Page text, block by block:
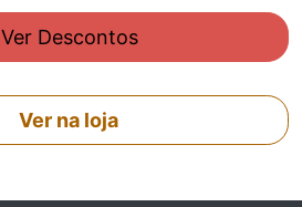
Ver Descontos
Ver na loja